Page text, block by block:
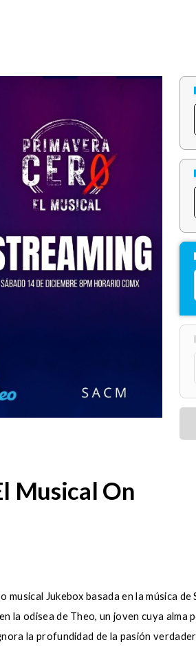
Musical On
Jukebox basada en la música
la odisea de Theo, un joven cuya alma
la profundidad de la pasión